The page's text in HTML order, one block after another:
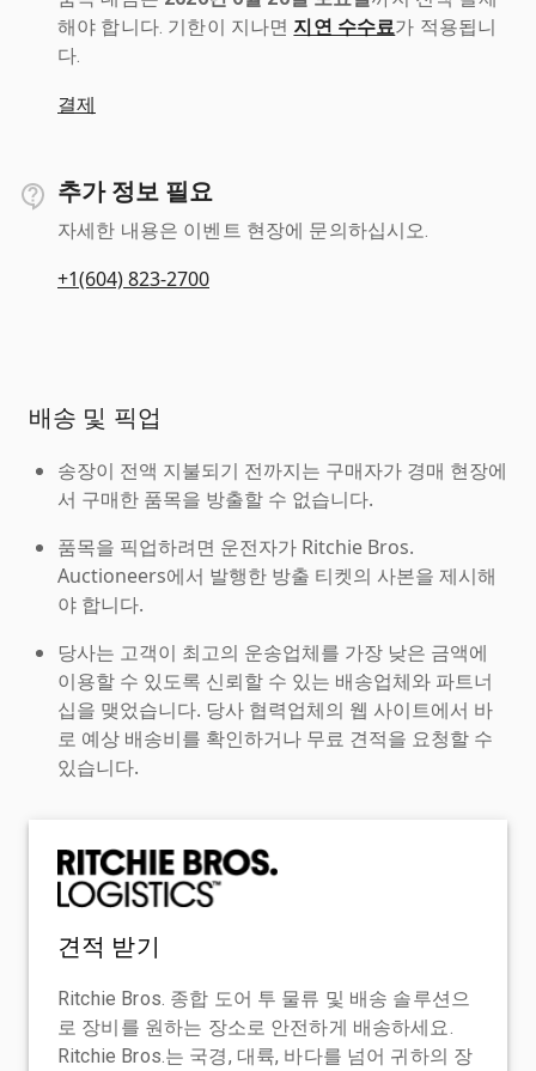
해야 합니다. 기한이 지나면 지연 수수료가 적용됩니
다.
결제
추가 정보 필요
자세한 내용은 이벤트 현장에 문의하십시오.
+1(604) 823-2700
배송 및 픽업
송장이 전액 지불되기 전까지는 구매자가 경매 현장에
서 구매한 품목을 방출할 수 없습니다.
품목을 픽업하려면 운전자가 Ritchie Bros.
Auctioneers에서 발행한 방출 티켓의 사본을 제시해
야 합니다.
당사는 고객이 최고의 운송업체를 가장 낮은 금액에
이용할 수 있도록 신뢰할 수 있는 배송업체와 파트너
십을 맺었습니다. 당사 협력업체의 웹 사이트에서 바
로 예상 배송비를 확인하거나 무료 견적을 요청할 수
있습니다.
견적 받기
Ritchie Bros. 종합 도어 투 물류 및 배송 솔루션으
로 장비를 원하는 장소로 안전하게 배송하세요.
Ritchie Bros.는 국경, 대륙, 바다를 넘어 귀하의 장